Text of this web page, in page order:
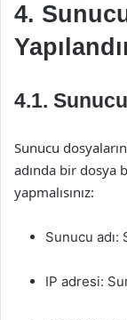
4.
4.1.
Sunucu
adında bir dosya
yapmalısınız:
Sunucu
IP adresi: